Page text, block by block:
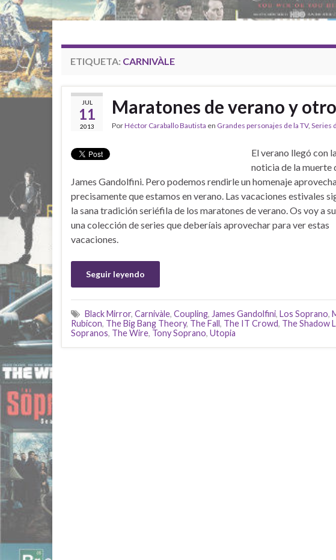
ETIQUETA: CARNIVÀLE
JUL
11
2013
Maratones de verano y
PorHéctor Caraballo Bautista en Grandes personajes de la TV, Series
El verano llegó con
noticia de la muerte
James Gandolfini. Pero podemos rendirle un homenaje
precisamente que estamos en verano. Las vacaciones estivales
la sana tradición seriéfila de los maratones de verano. Os voy a
una colección de series que deberíais aprovechar para ver estas
vacaciones.
Seguir leyendo
Black Mirror, Carnivàle, Coupling, James Gandolfini, Los Soprano,
Rubicon, The Big Bang Theory, The Fall, The IT Crowd, The Shadow
Sopranos, The Wire, Tony Soprano, Utopia